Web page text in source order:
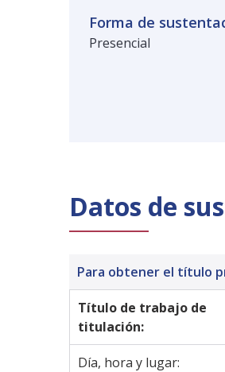
Forma de
Presencial
Datos de
Para obtener el título
Título de trabajo de
titulación:
Día, hora y lugar: